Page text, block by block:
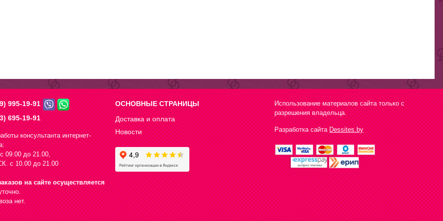
995-19-91
695-19-91
консультанта интернет-
09.00 до 21.00,
с 10.00 до 21.00
на сайте осуществляется
нет.
ОСНОВНЫЕ СТРАНИЦЫ
Доставка и оплата
Новости
Использование материалов сайта только с
разрешения владельца.
Разработка сайтаDessites.by